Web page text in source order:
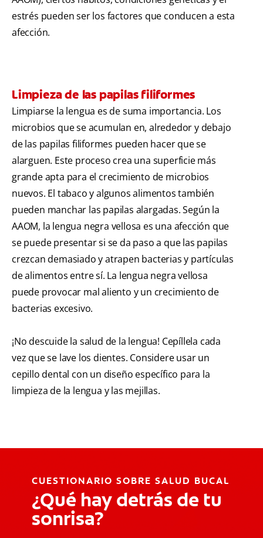
estrés pueden ser los factores que conducen a esta
afección.
Limpieza de las papilas filiformes
Limpiarse la lengua es de suma importancia. Los
microbios que se acumulan en, alrededor y debajo
de las papilas filiformes pueden hacer que se
alarguen. Este proceso crea una superficie más
grande apta para el crecimiento de microbios
nuevos. El tabaco y algunos alimentos también
pueden manchar las papilas alargadas. Según la
AAOM, la lengua negra vellosa es una afección que
se puede presentar si se da paso a que las papilas
crezcan demasiado y atrapen bacterias y partículas
de alimentos entre sí. La lengua negra vellosa
puede provocar mal aliento y un crecimiento de
bacterias excesivo.
¡No descuide la salud de la lengua! Cepíllela cada
vez que se lave los dientes. Considere usar un
cepillo dental con un diseño específico para la
limpieza de la lengua y las mejillas.
CUESTIONARIO SOBRE SALUD BUCAL
¿Qué hay detrás de tu
sonrisa?